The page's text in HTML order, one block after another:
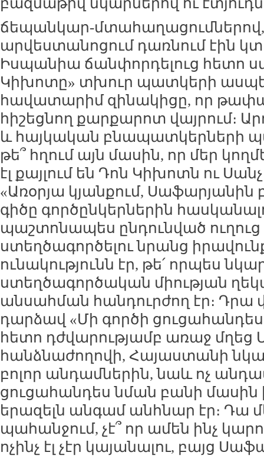
բազմաթիվ նկարներով ու
ճեպանկար-մտահաղացումներով,
արվեստանոցում դառնում էին
Իսպանիա ճանփորդելուց հետո
Կիխոտը» տխուր պատկերի
հավատարիմ զինակիցը, որ
հիշեցնող քարքարոտ վայրում։
և հայկական բնապատկերների
թե՞ հղում այն մասին, որ մեր
էլ քայլում են Դոն Կիխոտն ու
«Առօրյա կյանքում, Սաֆարյանին
գիծը գործընկերներին
պաշտոնապես ընդունված
ստեղծագործելու նրանց
ունակությունն էր, թե՛ որպես
ստեղծագործական միության
անսահման հանդուրժող էր։ Դրա
դարձավ «Մի գործի
հետո դժվարությամբ առաջ մղեց
հանձնաժողովի, Հայաստանի
բոլոր անդամներին, նաև ոչ
ցուցահանդես նման բանի մասին
երազելն անգամ անհնար էր։ Դա
պահանջում, չէ՞ որ ամեն ինչ
ոչինչ էլ չէր կայանալու, բայց